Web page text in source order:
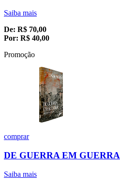
Saiba mais
De: R$ 70,00
Por: R$ 40,00
Promoção
comprar
DE GUERRA EM GUERRA
Saiba mais